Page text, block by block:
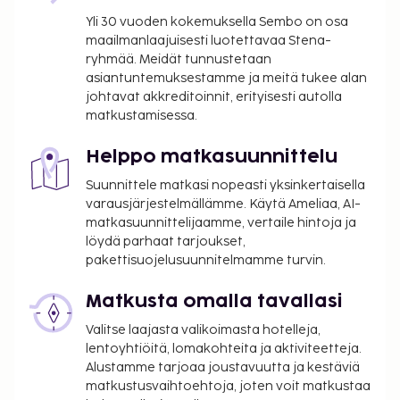
kasvohoidot. Paikan päällä on lisäksi ulkouima-allas,
höyrysauna sekä vuokrattavat polkupyörät. Tämän
hotellin palveluihin kuuluu muun muassa ilmainen
langaton internetyhteys, concierge-palvelut ja
lastenvahti (lisämaksusta). Asiakkaat pääsevät
kuljetuksilla (lisämaksusta). Majoituspaikan
ravintola, Le pourquoi pas, tarjoaa näkymän
valtamerelle; ravintolan erikoisuuksiin kuuluu
paikallinen keittiö. Palveluihin kuuluu myös
ympärivuorokautinen huonepalvelu. Haluatko
rentoutua? Nauti muutama drinkki 2 baarissa.
Maksullinen mannermainen aamiainen tarjotaan
päivittäin klo 7.00–10.30. Tämän majoituspaikan
virallisen tähtiluokituksen on myöntänyt Ranskan
turismin kehitysjärjestö ATOUT.
Majoituspaikka veloittaa seuraavat paikan päällä
Yli 30 vuoden kokemuksella Sembo on osa
maailmanlaajuisesti luotettavaa Stena-
ryhmää. Meidät tunnustetaan
asiantuntemuksestamme ja meitä tukee alan
johtavat akkreditoinnit, erityisesti autolla
matkustamisessa.
Helppo matkasuunnittelu
Suunnittele matkasi nopeasti yksinkertaisella
varausjärjestelmällämme. Käytä Ameliaa, AI-
matkasuunnittelijaamme, vertaile hintoja ja
löydä parhaat tarjoukset,
pakettisuojelusuunnitelmamme turvin.
Matkusta omalla tavallasi
Valitse laajasta valikoimasta hotelleja,
lentoyhtiöitä, lomakohteita ja aktiviteetteja.
Alustamme tarjoaa joustavuutta ja kestäviä
matkustusvaihtoehtoja, joten voit matkustaa